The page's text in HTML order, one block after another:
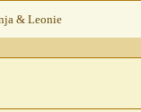
& Leonie